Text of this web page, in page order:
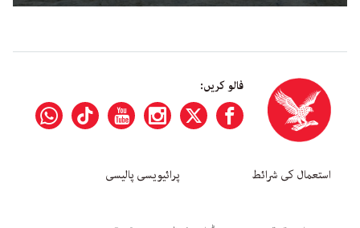
فالو کریں:
استعمال کی شرائط پرائیویسی پالیسی